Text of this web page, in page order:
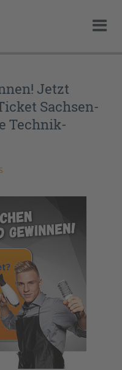
Jetzt
Sachsen-
Technik-